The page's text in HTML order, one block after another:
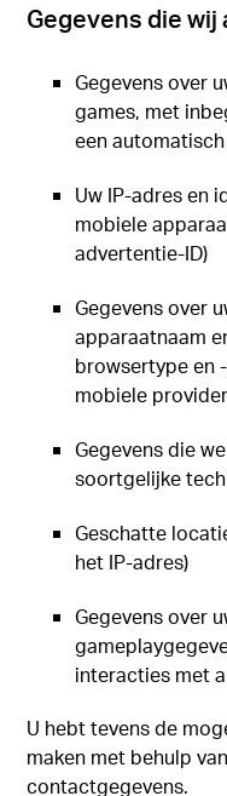
Gegevens die
Gegevens over
games, met
een
Uw IP-adres en
mobiele
advertentie-ID)
Gegevens over
apparaatnaam
browsertype en
mobiele provider
Gegevens die
soortgelijke
Geschatte
het IP-adres)
Gegevens over
interacties met
U hebt tevens de
maken met behulp
contactgegevens.